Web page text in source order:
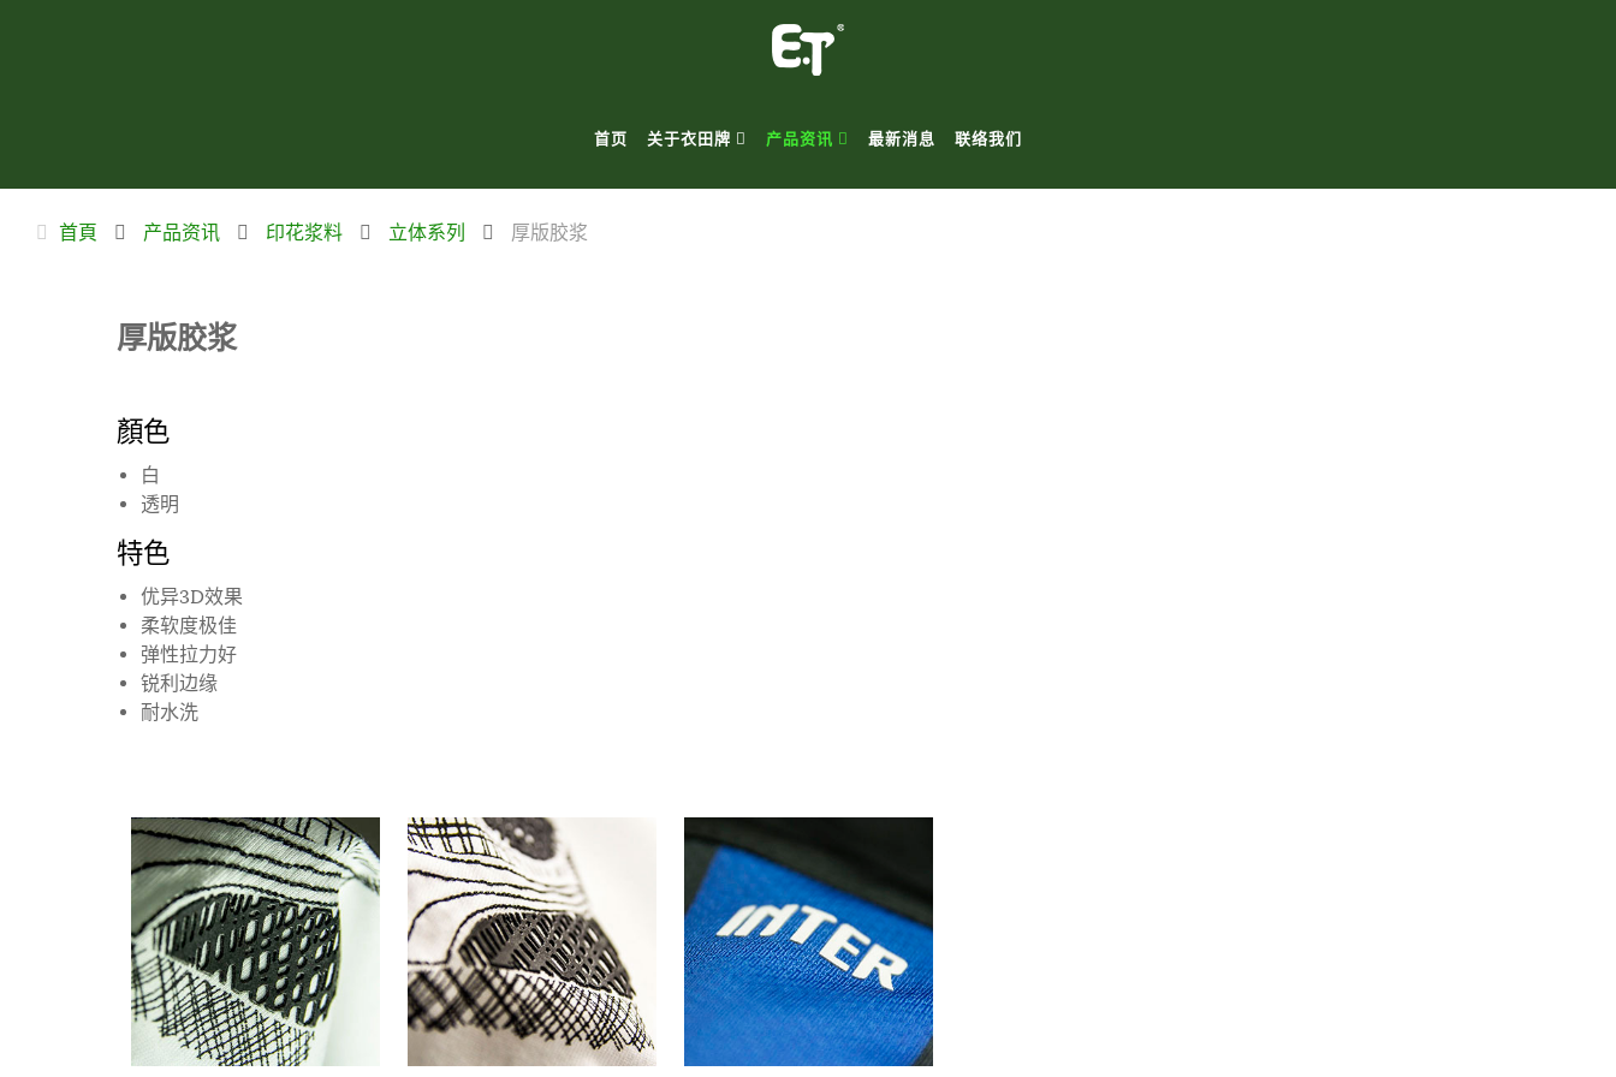
首页 关于衣田牌 产品资讯 最新消息 联络我们
首頁 产品资讯 印花浆料 立体系列 厚版胶浆
厚版胶浆
顏色
白
透明
特色
优异3D效果
柔软度极佳
弹性拉力好
锐利边缘
耐水洗